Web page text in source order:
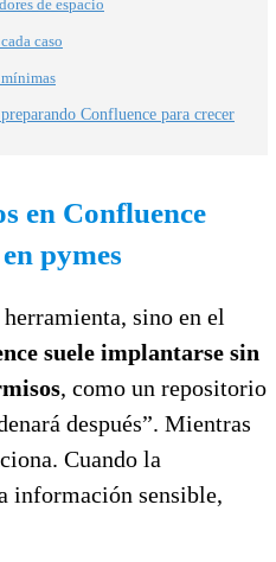
de espacio
caso
Confluence para crecer
en Confluence
pymes
sino en el
suele implantarse sin
, como un repositorio
después”. Mientras
Cuando la
información sensible,